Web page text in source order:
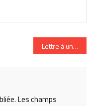
avec Gabrielle Sebire
Lettre à une
Les champs